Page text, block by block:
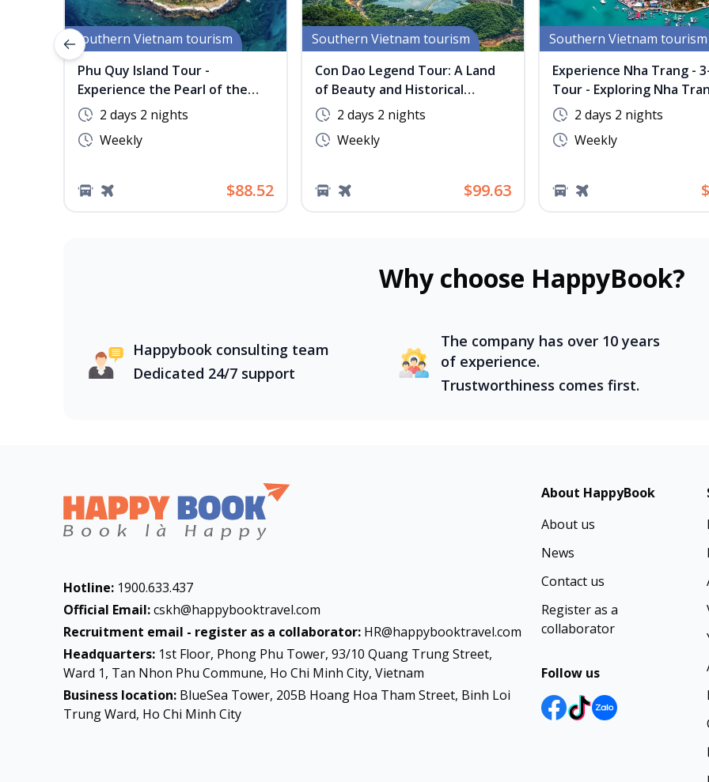
Southern Vietnam tourism
Phu Quy Island Tour -
Experience the Pearl of the
Endless Blue Sea
2 days 2 nights
Weekly
$88.52
Southern Vietnam tourism
Con Dao Legend Tour: A Land
of Beauty and Historical
Landmarks
2 days 2 nights
Weekly
$99.63
Southern Vietnam tourism
Experience Nha Trang -
Tour - Exploring Nha
2 days 2 nights
Weekly
Previous slide
Why choose HappyBook?
Happybook consulting team
Dedicated 24/7 support
The company has over 10 years
of experience.
Trustworthiness comes first.
Hotline: 1900.633.437
Official Email:cskh@happybooktravel.com
Recruitment email - register as a collaborator: HR@happybooktravel.com
Headquarters: 1st Floor, Phong Phu Tower, 93/10 Quang Trung Street,
Ward 1, Tan Nhon Phu Commune, Ho Chi Minh City, Vietnam
Business location: BlueSea Tower, 205B Hoang Hoa Tham Street, Binh Loi
Trung Ward, Ho Chi Minh City
About HappyBook
About us
News
Contact us
Register as a
collaborator
Follow us